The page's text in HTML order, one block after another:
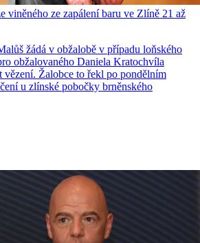
viněného ze zapálení baru ve Zlíně 21 až
žádá v obžalobě v případu loňského
obžalovaného Daniela Kratochvíla
vězení. Žalobce to řekl po pondělním
u zlínské pobočky brněnského